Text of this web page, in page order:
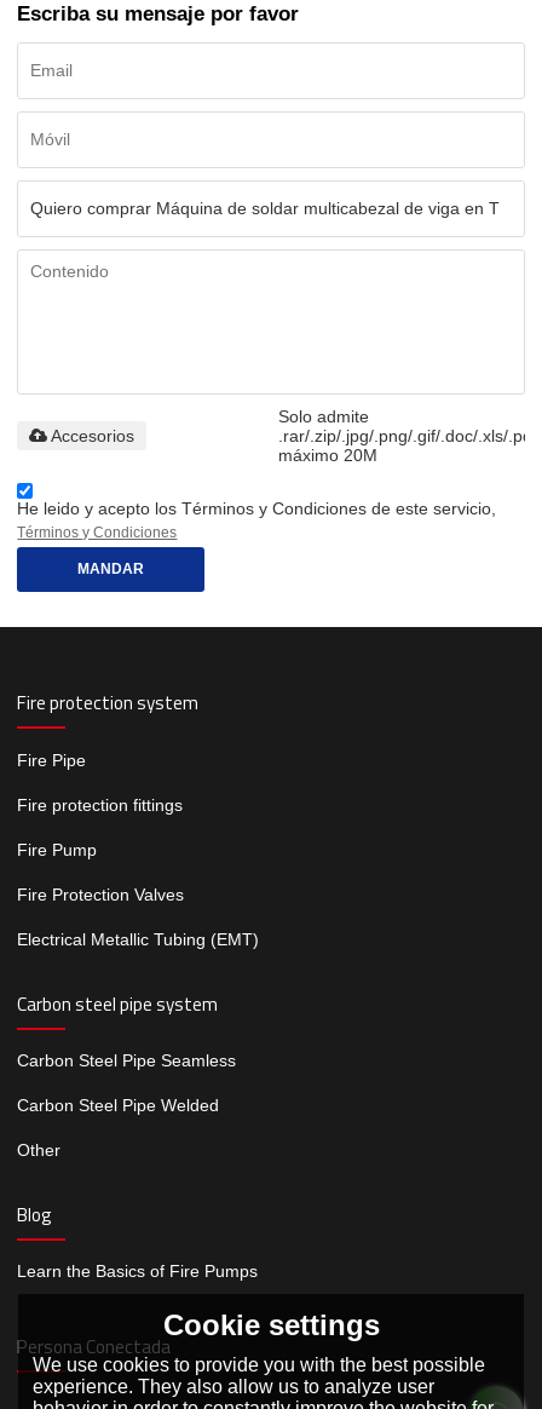
Escriba su mensaje por favor
Solo admite
.rar/.zip/.jpg/.png/.gif/.doc/.xls/.pdf,
máximo 20M
Accesorios
He leido y acepto los Términos y Condiciones de este servicio,
Términos y Condiciones
MANDAR
Fire protection system
Fire Pipe
Fire protection fittings
Fire Pump
Fire Protection Valves
Electrical Metallic Tubing (EMT)
Carbon steel pipe system
Carbon Steel Pipe Seamless
Carbon Steel Pipe Welded
Other
Blog
Learn the Basics of Fire Pumps
Persona Conectada
Cookie settings
We use cookies to provide you with the best possible
experience. They also allow us to analyze user